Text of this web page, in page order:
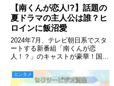
【南くんが恋人!?】話題の
夏ドラマの主人公は誰？ヒ
ロインに飯沼愛
2024年7月、テレビ朝日系でスタ
ートする新番組「南くんが恋
人！？」のキャストが豪華！国民
スティック「八木勇征」！
エンタメ